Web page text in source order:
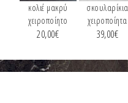
κολιέ μακρύ
χειροποίητο
20,00€
σκουλαρίκια
χειροποίητα
39,00€